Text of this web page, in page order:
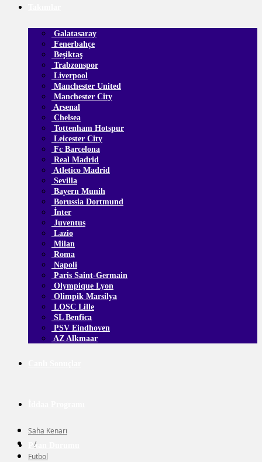
Galatasaray
Fenerbahçe
Beşiktaş
Trabzonspor
Liverpool
Manchester United
Manchester City
Arsenal
Chelsea
Tottenham Hotspur
Leicester City
Fc Barcelona
Real Madrid
Atletico Madrid
Sevilla
Bayern Munih
Borussia Dortmund
İnter
Juventus
Lazio
Milan
Roma
Napoli
Paris Saint-Germain
Olympique Lyon
Olimpik Marsilya
LOSC Lille
SL Benfica
PSV Eindhoven
AZ Alkmaar
Puan Durumu
Saha Kenarı
/
Futbol